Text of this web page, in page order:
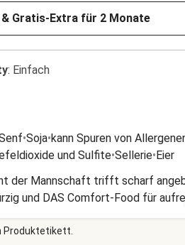
Gratis-Extra für 2 Monate
: Einfach
•Soja•kann Spuren von
und Sulfite•Sellerie•Eier
der Mannschaft trifft scharf
und DAS Comfort-Food für
Produktetikett.